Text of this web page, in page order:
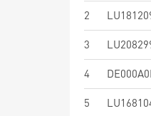
2
3
4
5